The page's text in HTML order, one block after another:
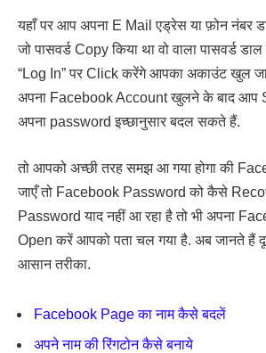
यहाँ पर आप अपना E Mail एड्रेस या फ़ोन नंबर
जो पासवर्ड Copy किया था वो वाला पासवर्ड
“Log In” पर Click करेंगे आपका अकाउंट खुल
अपना Facebook Account खुलने के बाद आप
अपना password इच्छानुसार बदल सकते हैं.
तो आपको अच्छी तरह समझ आ गया होगा की
जाएँ तो Facebook Password को कैसे
Password याद नहीं आ रहा है तो भी अपना
Open करें आपको पता चल गया है. अब जानते हैं
आसान तरीका.
Facebook Page का नाम कैसे बदलें
अपने नाम की रिंगटोन कैसे बनाये